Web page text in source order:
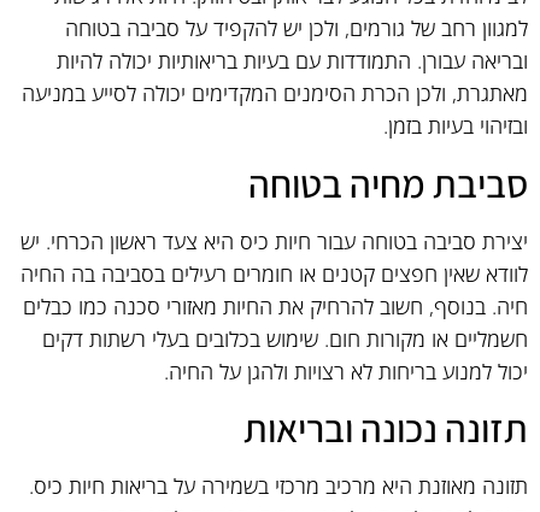
למגוון רחב של גורמים, ולכן יש להקפיד על סביבה בטוחה
ובריאה עבורן. התמודדות עם בעיות בריאותיות יכולה להיות
מאתגרת, ולכן הכרת הסימנים המקדימים יכולה לסייע במניעה
ובזיהוי בעיות בזמן.
סביבת מחיה בטוחה
יצירת סביבה בטוחה עבור חיות כיס היא צעד ראשון הכרחי. יש
לוודא שאין חפצים קטנים או חומרים רעילים בסביבה בה החיה
חיה. בנוסף, חשוב להרחיק את החיות מאזורי סכנה כמו כבלים
חשמליים או מקורות חום. שימוש בכלובים בעלי רשתות דקים
יכול למנוע בריחות לא רצויות ולהגן על החיה.
תזונה נכונה ובריאות
תזונה מאוזנת היא מרכיב מרכזי בשמירה על בריאות חיות כיס.